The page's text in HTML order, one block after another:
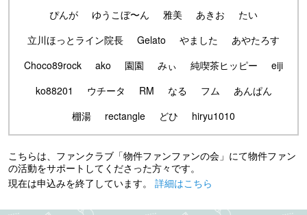
ぴんが
ゆうこぼ〜ん 雅美 あきお
たい
立川ほっとライン院長
Gelato やました
あやたろす
Choco89rock
ako 園園 みぃ 純喫茶ヒッピー
eiji
ko88201
ウチータ RM なる フム
あんぱん
棚湯
rectangle どひ hiryu1010
こちらは、ファンクラブ「物件ファンファンの会」にて物件ファン
の活動をサポートしてくださった方々です。
現在は申込みを終了しています。 詳細はこちら